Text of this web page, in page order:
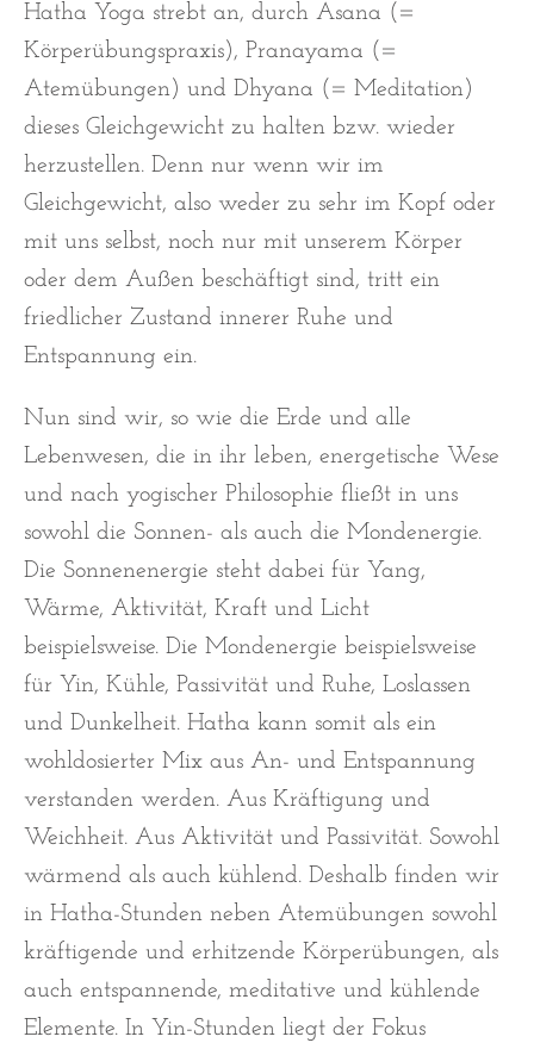
Hatha Yoga strebt an, durch Asana (=
Körperübungspraxis), Pranayama (=
Atemübungen) und Dhyana (= Meditation)
dieses Gleichgewicht zu halten bzw. wieder
herzustellen. Denn nur wenn wir im
Gleichgewicht, also weder zu sehr im Kopf oder
mit uns selbst, noch nur mit unserem Körper
oder dem Außen beschäftigt sind, tritt ein
friedlicher Zustand innerer Ruhe und
Entspannung ein.
Nun sind wir, so wie die Erde und alle
Lebenwesen, die in ihr leben, energetische Wese
und nach yogischer Philosophie fließt in uns
sowohl die Sonnen- als auch die Mondenergie.
Die Sonnenenergie steht dabei für Yang,
Wärme, Aktivität, Kraft und Licht
beispielsweise. Die Mondenergie beispielsweise
für Yin, Kühle, Passivität und Ruhe, Loslassen
und Dunkelheit. Hatha kann somit als ein
wohldosierter Mix aus An- und Entspannung
verstanden werden. Aus Kräftigung und
Weichheit. Aus Aktivität und Passivität. Sowohl
wärmend als auch kühlend. Deshalb finden wir
in Hatha-Stunden neben Atemübungen sowohl
kräftigende und erhitzende Körperübungen, als
auch entspannende, meditative und kühlende
Elemente. In Yin-Stunden liegt der Fokus